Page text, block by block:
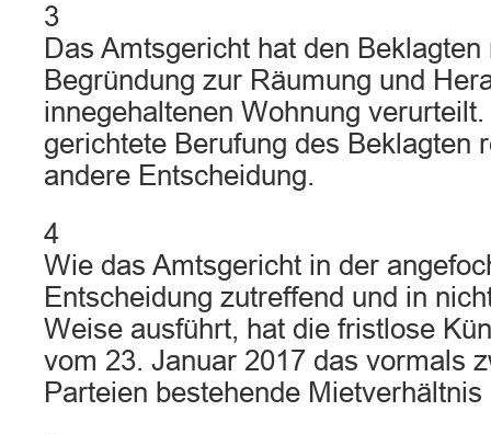
3
Das Amtsgericht hat den
Begründung zur Räumung und
innegehaltenen Wohnung
gerichtete Berufung des Beklagten
andere Entscheidung.
4
Wie das Amtsgericht in der
Entscheidung zutreffend und in
Weise ausführt, hat die fristlose
vom 23. Januar 2017 das vormals
Parteien bestehende Mietverhältnis